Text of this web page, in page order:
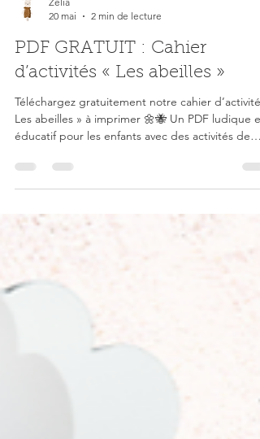
Zélia
20 mai
2 min de lecture
PDF GRATUIT : Cahier
d’activités « Les abeilles »
Les abeilles » à imprimer 🌼🐝 Un PDF ludique et
éducatif pour les enfants avec des activités de
abeilles. Une jolie activité printanière idéale pour
les assistantes maternelles, la maternelle et les
activités nature.